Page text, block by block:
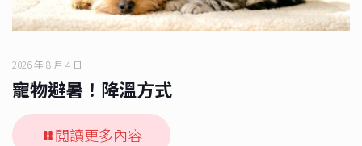
2026 年 8 月 4 日
寵物避暑！降溫方式
閱讀更多內容